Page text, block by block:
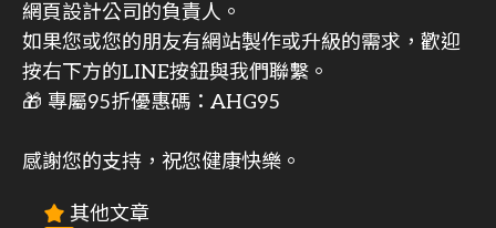
網頁設計公司的負責人。
如果您或您的朋友有網站製作或升級的需求，歡迎
按右下方的LINE按鈕與我們聯繫。
🎁 專屬95折優惠碼：AHG95
感謝您的支持，祝您健康快樂。
其他文章